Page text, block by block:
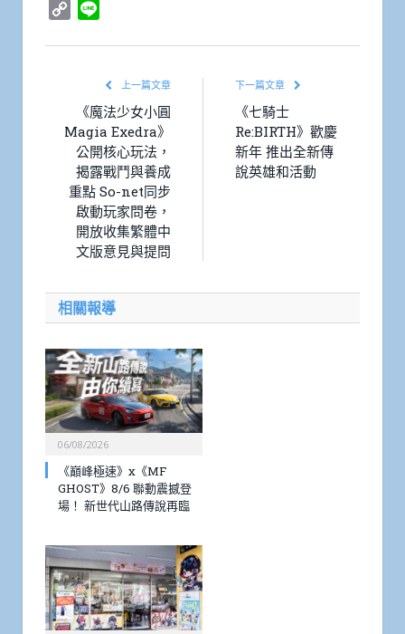
Copy
上一篇文章
《魔法少女小圓
Magia Exedra》
公開核心玩法，
揭露戰鬥與養成
重點 So-net同步
啟動玩家問卷，
開放收集繁體中
文版意見與提問
下一篇文章
《七騎士
Re:BIRTH》歡慶
新年 推出全新傳
說英雄和活動
相關報導
06/08/2026
《巔峰極速》x《MF
GHOST》8/6 聯動震撼登
場！ 新世代山路傳說再臨